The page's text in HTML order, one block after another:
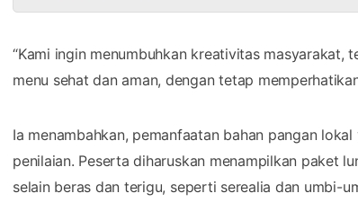
“Kami ingin menumbuhkan kreativitas masyarakat,
menu sehat dan aman, dengan tetap
Ia menambahkan, pemanfaatan bahan pangan
penilaian. Peserta diharuskan menampilkan paket
selain beras dan terigu, seperti serealia dan umbi-